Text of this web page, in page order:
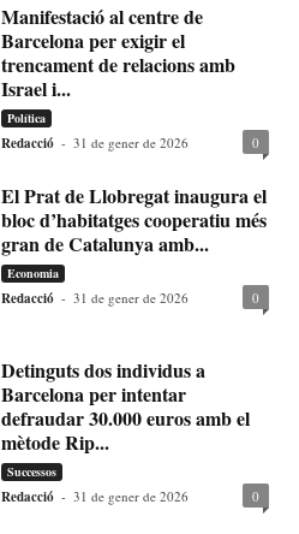
Manifestació al centre de
Barcelona per exigir el
trencament de relacions amb
Israel i...
Política
Redacció - 31 de gener de 2026 0
El Prat de Llobregat inaugura el
bloc d’habitatges cooperatiu més
gran de Catalunya amb...
Economia
Redacció - 31 de gener de 2026 0
Detinguts dos individus a
Barcelona per intentar
defraudar 30.000 euros amb el
mètode Rip...
Successos
Redacció - 31 de gener de 2026 0